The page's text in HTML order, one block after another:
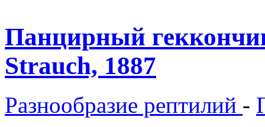
Панцирный
Strauch, 1887
Разнообразие рептилий -